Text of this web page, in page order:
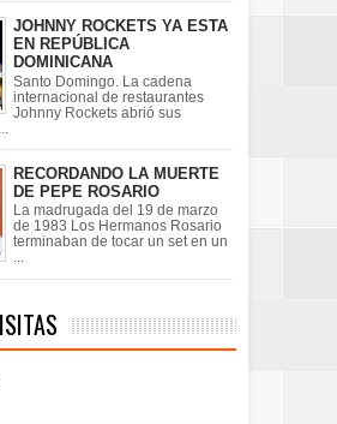
JOHNNY ROCKETS YA ESTA
EN REPÚBLICA
DOMINICANA
Santo Domingo. La cadena
internacional de restaurantes
Johnny Rockets abrió sus
RECORDANDO LA MUERTE
DE PEPE ROSARIO
La madrugada del 19 de marzo
de 1983 Los Hermanos Rosario
terminaban de tocar un set en un
...